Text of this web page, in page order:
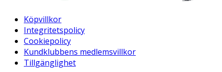
Köpvillkor
Integritetspolicy
Cookiepolicy
Kundklubbens medlemsvillkor
Tillgänglighet